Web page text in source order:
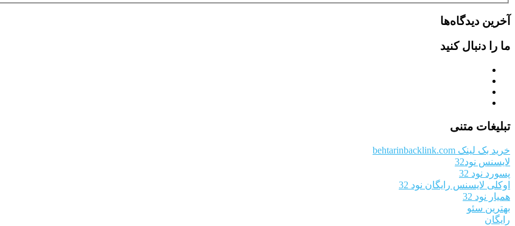
آخرین دیدگاه‌ها
ما را دنبال کنید
تبلیغات متنی
خرید بک لینک behtarinbacklink.com
لایسنس نود32
پسورد نود 32
اوکلی لایسنس رایگان نود 32
همیار نود 32
بهترین سئو
رایگان